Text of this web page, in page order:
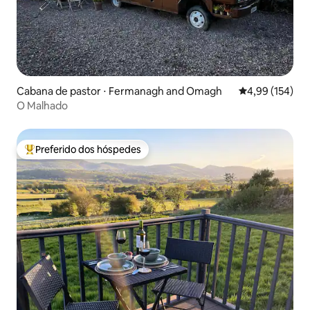
Cabana de pastor ⋅ Fermanagh and Omagh 4,99 de uma
4,99 (154)
O Malhado
Entre os melhores preferidos dos hóspedes
Preferido dos hóspedes